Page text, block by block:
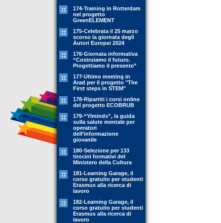
174-Training in Rotterdam
nel progetto
GreenELEMENT
175-Celebrata il 25 marzo
scorso la giornata degli
Autori Europei 2024
176-Giornata informativa
“Costruiamo il futuro.
Progettiamo il presente”
177-Ultimo meeting in
Arad per il progetto "The
First steps in STEM"
178-Ripartiti i corsi online
del progetto ECOBRUB
179-“YIminds”, la guida
sulla salute mentale per
operatori
dell’informazione
giovanile
180-Selezione per 133
tirocini formativi del
Ministero della Cultura
181-Learning Garage, il
corso gratuito per studenti
Erasmus alla ricerca di
lavoro
182-Learning Garage, il
corso gratuito per studenti
Erasmus alla ricerca di
lavoro